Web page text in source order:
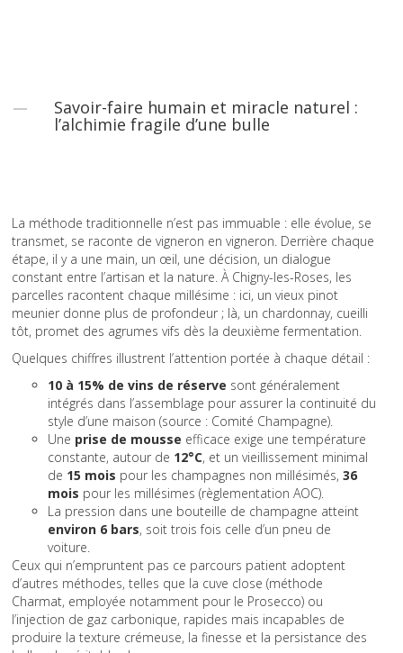
Savoir-faire humain et miracle naturel :
l’alchimie fragile d’une bulle
La méthode traditionnelle n’est pas immuable : elle évolue, se
transmet, se raconte de vigneron en vigneron. Derrière chaque
étape, il y a une main, un œil, une décision, un dialogue
constant entre l’artisan et la nature. À Chigny-les-Roses, les
parcelles racontent chaque millésime : ici, un vieux pinot
meunier donne plus de profondeur ; là, un chardonnay, cueilli
tôt, promet des agrumes vifs dès la deuxième fermentation.
Quelques chiffres illustrent l’attention portée à chaque détail :
10 à 15% de vins de réserve sont généralement
intégrés dans l’assemblage pour assurer la continuité du
style d’une maison (source : Comité Champagne).
Une prise de mousse efficace exige une température
constante, autour de 12°C, et un vieillissement minimal
de 15 mois pour les champagnes non millésimés, 36
mois pour les millésimes (règlementation AOC).
La pression dans une bouteille de champagne atteint
environ 6 bars, soit trois fois celle d’un pneu de
voiture.
Ceux qui n’empruntent pas ce parcours patient adoptent
d’autres méthodes, telles que la cuve close (méthode
Charmat, employée notamment pour le Prosecco) ou
l’injection de gaz carbonique, rapides mais incapables de
produire la texture crémeuse, la finesse et la persistance des